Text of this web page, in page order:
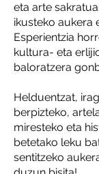
eta arte
ikusteko aukera
Esperientzia
kultura- eta
baloratzera
Helduentzat,
berpizteko,
miresteko eta
betetako leku
sentitzeko